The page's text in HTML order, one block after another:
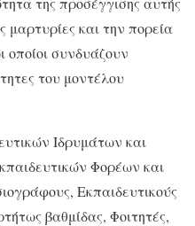
μαρτυρίες και την πορεία
οποίοι συνδυάζουν
του μοντέλου
Ιδρυμάτων και
Φορέων και
Εκπαιδευτικούς
βαθμίδας, Φοιτητές,